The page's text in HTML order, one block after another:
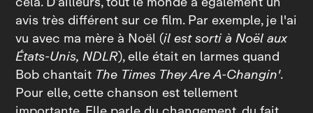
avis très différent sur ce film. Par exemple, je l'ai
vu avec ma mère à Noël (il est sorti à Noël aux
États‑Unis, NDLR), elle était en larmes quand
Bob chantait The Times They Are A-Changin'.
Pour elle, cette chanson est tellement